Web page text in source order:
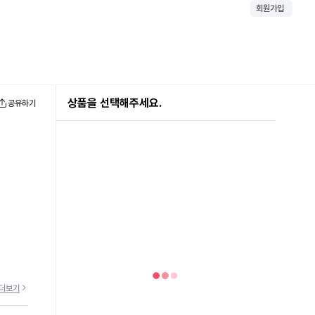
회원가입
공유하기
보기
상품을 선택해주세요.